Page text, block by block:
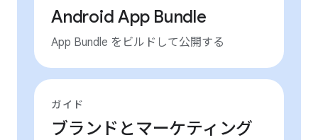
Android App Bundle
App Bundle をビルドして公開する
ガイド
ブランドとマーケティング